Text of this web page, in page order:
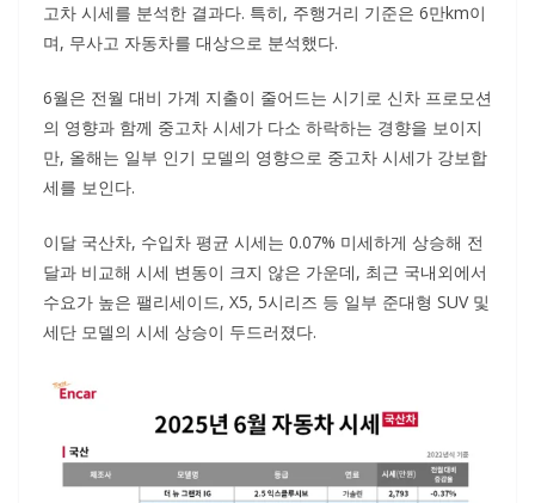
고차 시세를 분석한 결과다. 특히, 주행거리 기준은 6만km이
며, 무사고 자동차를 대상으로 분석했다.
6월은 전월 대비 가계 지출이 줄어드는 시기로 신차 프로모션
의 영향과 함께 중고차 시세가 다소 하락하는 경향을 보이지
만, 올해는 일부 인기 모델의 영향으로 중고차 시세가 강보합
세를 보인다.
이달 국산차, 수입차 평균 시세는 0.07% 미세하게 상승해 전
달과 비교해 시세 변동이 크지 않은 가운데, 최근 국내외에서
수요가 높은 팰리세이드, X5, 5시리즈 등 일부 준대형 SUV 및
세단 모델의 시세 상승이 두드러졌다.